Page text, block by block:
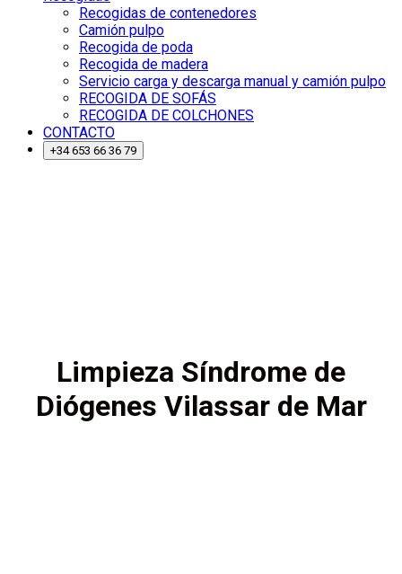
Recogidas de contenedores
Camión pulpo
Recogida de poda
Recogida de madera
Servicio carga y descarga manual y camión pulpo
RECOGIDA DE SOFÁS
RECOGIDA DE COLCHONES
CONTACTO
+34 653 66 36 79
Limpieza Síndrome de
Diógenes Vilassar de Mar